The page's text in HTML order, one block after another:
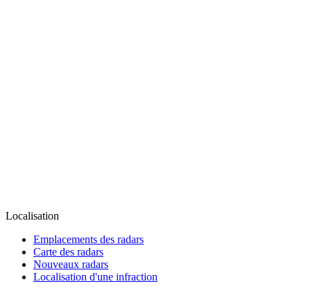
Localisation
Emplacements des radars
Carte des radars
Nouveaux radars
Localisation d'une infraction